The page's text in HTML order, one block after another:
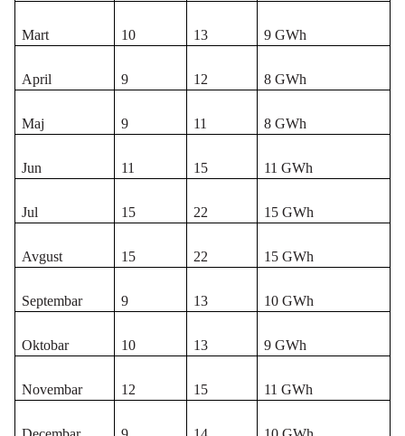
Mart 10 13 9 GWh
April 9 12 8 GWh
Maj 9 11 8 GWh
Jun 11 15 11 GWh
Jul 15 22 15 GWh
Avgust 15 22 15 GWh
Septembar 9 13 10 GWh
Oktobar 10 13 9 GWh
Novembar 12 15 11 GWh